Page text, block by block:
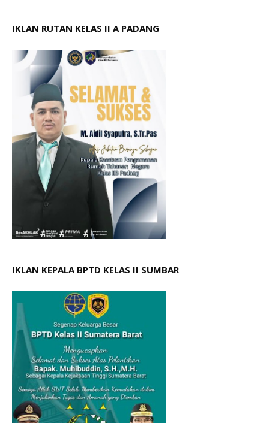
IKLAN RUTAN KELAS II A PADANG
IKLAN KEPALA BPTD KELAS II SUMBAR